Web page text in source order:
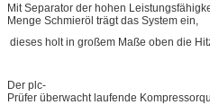
Mit Separator der hohen
Menge Schmieröl trägt das System ein,
dieses holt in großem Maße oben die
Der plc-
Prüfer überwacht laufende